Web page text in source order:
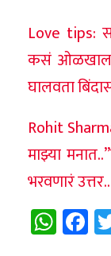
Love tips:
कसं
घालवता
Rohit
माझ्या
भरवणारं उत्तर..